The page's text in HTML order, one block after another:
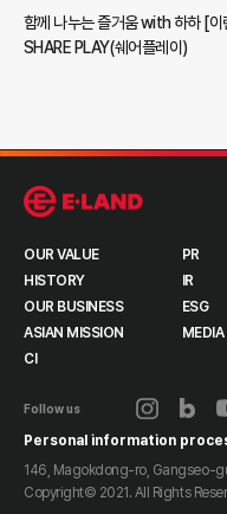
함께 나누는 즐거움 with 하하 [
SHARE PLAY(쉐어플레이)
OUR VALUE
HISTORY
OUR BUSINESS
ASIAN MISSION
CI
PR
IR
ESG
MEDIA
Follow us
Personal information
146, Magokdong-ro, Gangseo-
Copyright© 2021. All Rights